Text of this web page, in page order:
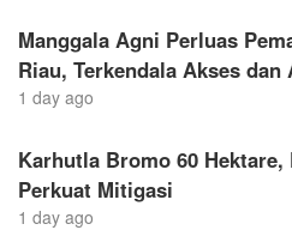
Manggala Agni Perluas
Riau, Terkendala Akses dan
1 day ago
Karhutla Bromo 60 Hektare,
Perkuat Mitigasi
1 day ago